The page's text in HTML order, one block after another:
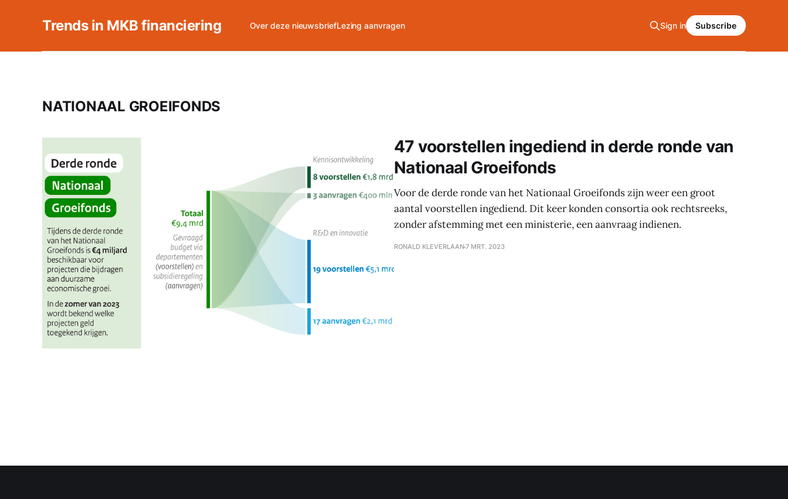
Trends in MKB financiering Over deze nieuwsbriefLezing aanvragen Sign in Subscribe
NATIONAAL GROEIFONDS
47 voorstellen ingediend in derde ronde van
Nationaal Groeifonds
Voor de derde ronde van het Nationaal Groeifonds zijn weer een groot
aantal voorstellen ingediend. Dit keer konden consortia ook rechtsreeks,
zonder afstemming met een ministerie, een aanvraag indienen.
RONALD KLEVERLAAN7 MRT. 2023